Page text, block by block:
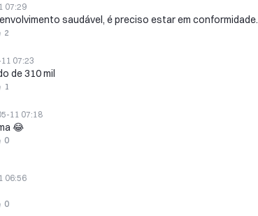
07:29
saudável, é preciso estar em conformidade.
2
07:23
de 310 mil
1
11 07:18
😂
0
06:56
0